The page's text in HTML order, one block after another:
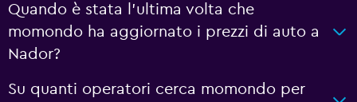
Quando è stata l'ultima volta che
momondo ha aggiornato i prezzi di auto a
Nador?
Su quanti operatori cerca momondo per